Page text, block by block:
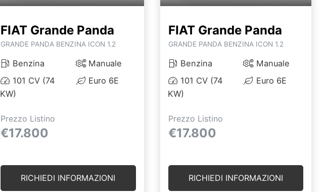
FIAT Grande Panda
GRANDE PANDA BENZINA ICON 1.2
Benzina
Manuale
101 CV (74
KW)
Euro 6E
Prezzo Listino
€17.800
RICHIEDI INFORMAZIONI
FIAT Grande Panda
GRANDE PANDA BENZINA ICON 1.2
Benzina
Manuale
101 CV (74
KW)
Euro 6E
Prezzo Listino
€17.800
RICHIEDI INFORMAZIONI